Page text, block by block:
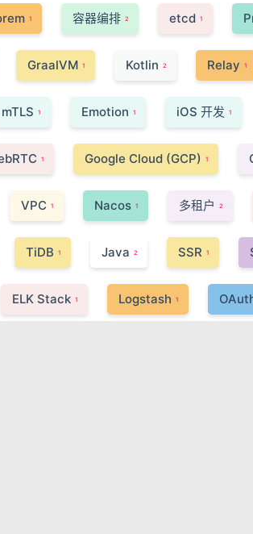
1 容器编排 2 etcd 1
GraalVM 1 Kotlin 2 Relay 1
mTLS 1 Emotion 1 iOS 开发 1
1 Google Cloud (GCP) 1
VPC 1 Nacos 1 多租户 2
TiDB 1 Java 2 SSR 1
ELK Stack 1 Logstash 1